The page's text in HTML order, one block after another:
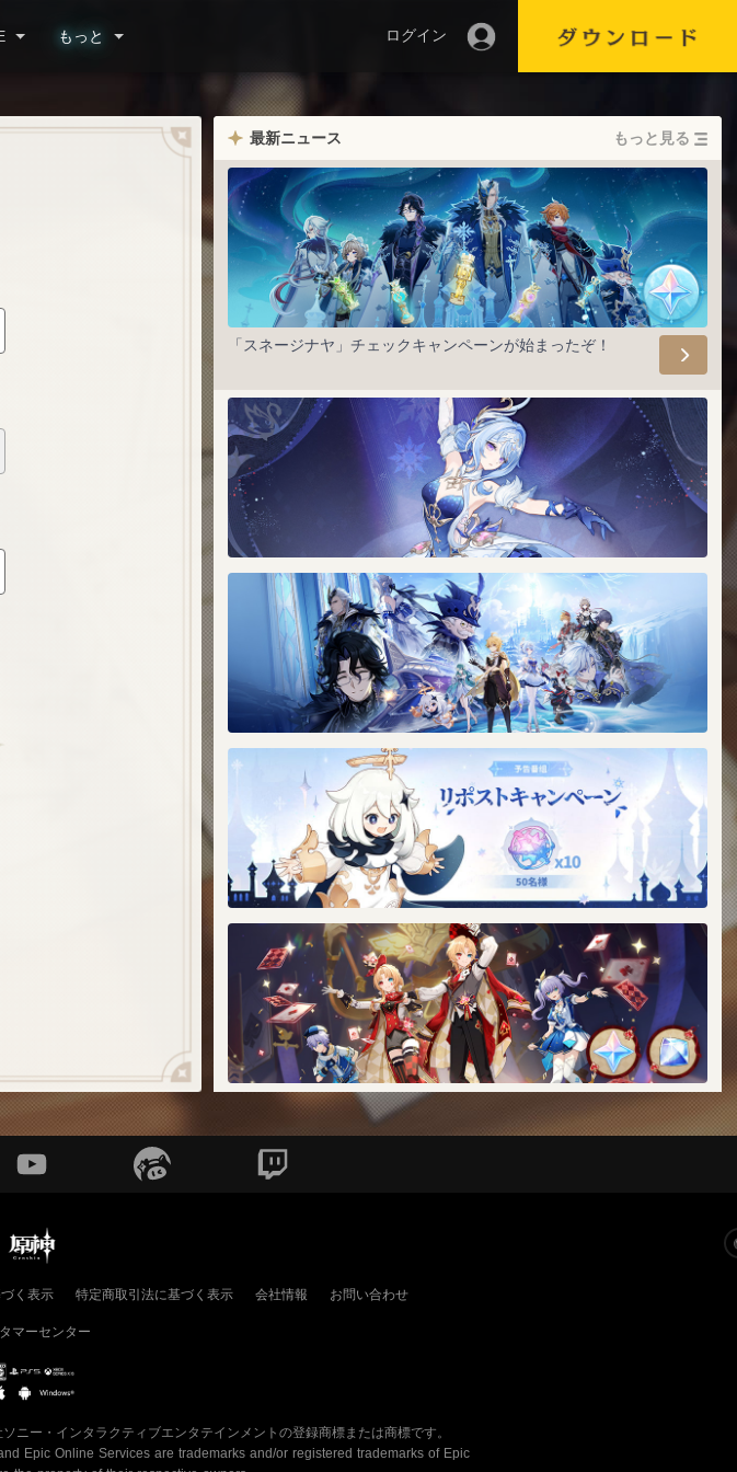
もっと ログイン
最新ニュース もっと見る
「スネージナヤ」チェックキャンペーンが始まったぞ！
スネージナヤの最初の限定★5キャラクター「オデット」
新たな魔神任務がもうすぐ開幕だ！冒険の旅もいよいよクラ
イマックスだな。
予告番組抽選キャンペーンで「紡がれた運命×10」ゲットの
チャンスだ！
「星々の幻境」のイベント「夏のゾクゾク大冒険」に参加す
ると、新しい髪飾りなどの報酬がもらえるぞ！
く表示 特定商取引法に基づく表示 会社情報 お問い合わせ
マーセンター
ニー・インタラクティブエンタテインメントの登録商標または商標です。
Epic Online Services are trademarks and/or registered trademarks of Epic